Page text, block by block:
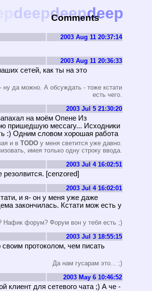
deepdeepdeep
Comments
2003 Aug 11 20:37:14
2003 Aug 11 20:36:33
сетей, как ты на это
ну да можно. А обсуждать - тоже кстати
есть чего.
2003 Jul 5 21:30:20
на моём Опене Из
пришедшую мессагу... Исходники
:) Одним словом хорошая работа
и в TODO у меня светится уже давно.
имея только одну строку ввода.
2003 Jul 4 16:02:51
[cenzored]
2003 Jul 4 16:02:01
и я- он у меня уже даже
закончилась. Кстати мож есть у
Нафик форум? Форум вон у тебя есть ;)
2003 Jul 3 18:55:15
протоколом, чем писать
Да нам гусарам это... ;)
2003 May 6 10:46:52
клиент для сетевого чата ;) А че -